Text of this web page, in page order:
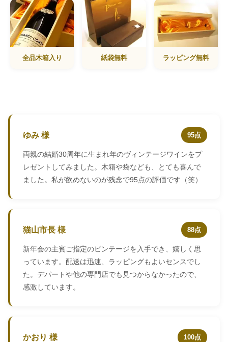
全品木箱入り 紙袋無料 ラッピング無料
ゆみ 様 95点
両親の結婚30周年に生まれ年のヴィンテージワインをプ
レゼントしてみました。木箱や袋なども、とても喜んで
ました。私が飲めないのが残念で95点の評価です（笑）
猫山市長 様 88点
新年会の主賓ご指定のビンテージを入手でき、嬉しく思
っています。配送は迅速、ラッピングもよいセンスでし
た。デパートや他の専門店でも見つからなかったので、
感激しています。
かおり 様 100点